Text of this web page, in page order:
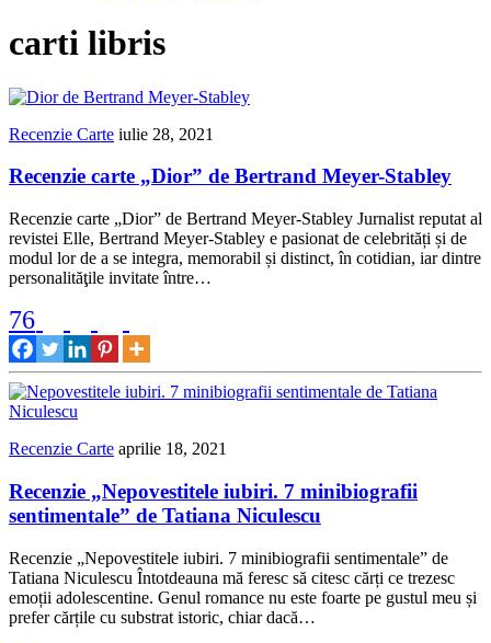
carti libris
Recenzie Carte iulie 28, 2021
Recenzie carte „Dior” de Bertrand Meyer-Stabley
Recenzie carte „Dior” de Bertrand Meyer-Stabley Jurnalist reputat al
revistei Elle, Bertrand Meyer-Stabley e pasionat de celebrități și de
modu­l lor de a se integra, memorabil și distinct, în cotidian, iar dintre
personalităţile invitate între…
76
Recenzie Carte aprilie 18, 2021
Recenzie „Nepovestitele iubiri. 7 minibiografii
sentimentale” de Tatiana Niculescu
Recenzie „Nepovestitele iubiri. 7 minibiografii sentimentale” de
Tatiana Niculescu Întotdeauna mă feresc să citesc cărți ce trezesc
emoții adolescentine. Genul romance nu este foarte pe gustul meu și
prefer cărțile cu substrat istoric, chiar dacă…